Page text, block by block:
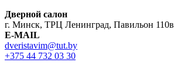
Дверной салон
г. Минск, ТРЦ Ленинград, Павильон 110в
E-MAIL
dveristavim@tut.by
+375 44 732 03 30